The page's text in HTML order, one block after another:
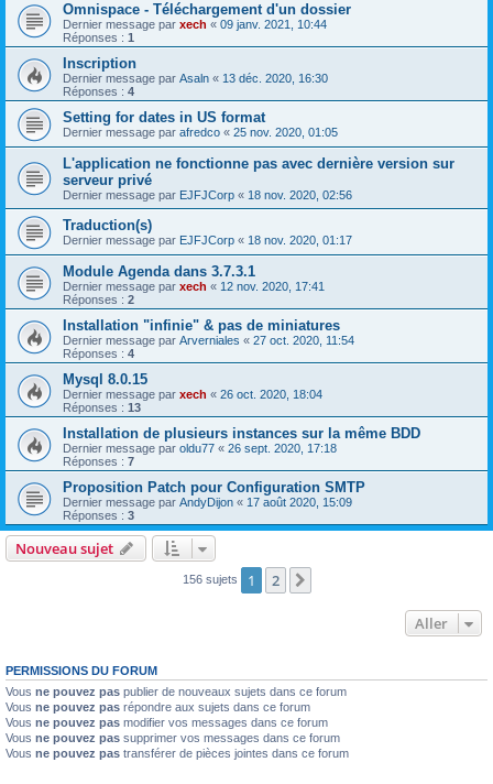
Omnispace - Téléchargement d'un dossier
Dernier message par xech « 09 janv. 2021, 10:44
Réponses : 1
Inscription
Dernier message par Asaln « 13 déc. 2020, 16:30
Réponses : 4
Setting for dates in US format
Dernier message par afredco « 25 nov. 2020, 01:05
L'application ne fonctionne pas avec dernière version sur
serveur privé
Dernier message par EJFJCorp « 18 nov. 2020, 02:56
Traduction(s)
Dernier message par EJFJCorp « 18 nov. 2020, 01:17
Module Agenda dans 3.7.3.1
Dernier message par xech « 12 nov. 2020, 17:41
Réponses : 2
Installation "infinie" & pas de miniatures
Dernier message par Arverniales « 27 oct. 2020, 11:54
Réponses : 4
Mysql 8.0.15
Dernier message par xech « 26 oct. 2020, 18:04
Réponses : 13
Installation de plusieurs instances sur la même BDD
Dernier message par oldu77 « 26 sept. 2020, 17:18
Réponses : 7
Proposition Patch pour Configuration SMTP
Dernier message par AndyDijon « 17 août 2020, 15:09
Réponses : 3
Nouveau sujet
156 sujets 1 2
Aller
PERMISSIONS DU FORUM
Vous ne pouvez pas publier de nouveaux sujets dans ce forum
Vous ne pouvez pas répondre aux sujets dans ce forum
Vous ne pouvez pas modifier vos messages dans ce forum
Vous ne pouvez pas supprimer vos messages dans ce forum
Vous ne pouvez pas transférer de pièces jointes dans ce forum